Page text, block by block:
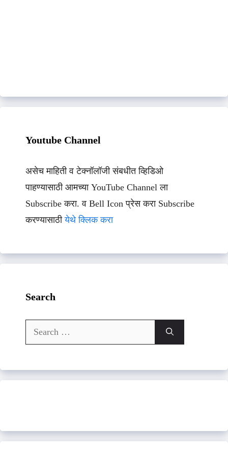
Youtube Channel
असेच माहिती व टेक्नॉलॉजी संबधीत व्हिडिओ
पाहण्यासाठी आमच्या YouTube Channel ला
Subscribe करा. व Bell Icon प्रेस करा Subscribe
करण्यासाठीयेथे क्लिक करा
Search
Search
for: